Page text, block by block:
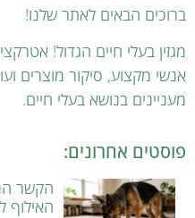
ברוכים הבאים לאתר שלנו!
מגזין בעלי חיים הגדול!
אנשי מקצוע, סיקור מוצרים
מעניינים בנושא בעלי חיים.
פוסטים אחרונים:
הקשר
האילוף